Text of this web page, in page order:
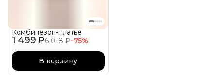
1 499 ₽6 018 ₽−75%
Комбинезон-платье
В корзину